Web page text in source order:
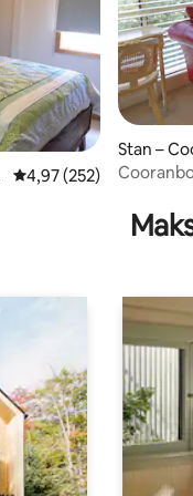
Prosječna ocjena:
4,97 (252)
Stan –